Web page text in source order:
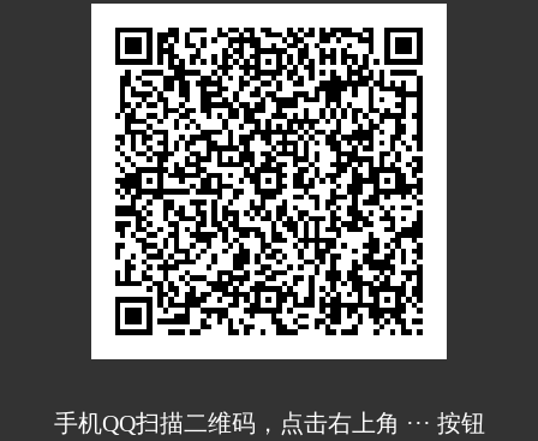
手机QQ扫描二维码，点击右上角 ··· 按钮